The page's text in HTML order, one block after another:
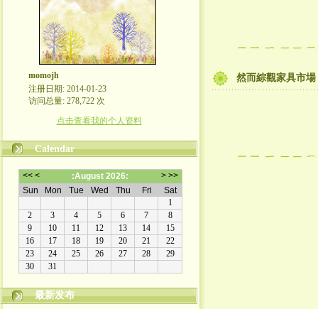
momojh
注册日期: 2014-01-23
访问总量: 278,722 次
点击查看我的个人资料
Calendar
最新发布
然而綜觀家具市場